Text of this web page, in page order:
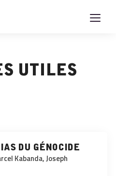
utiles
du génocide
Kabanda, Joseph